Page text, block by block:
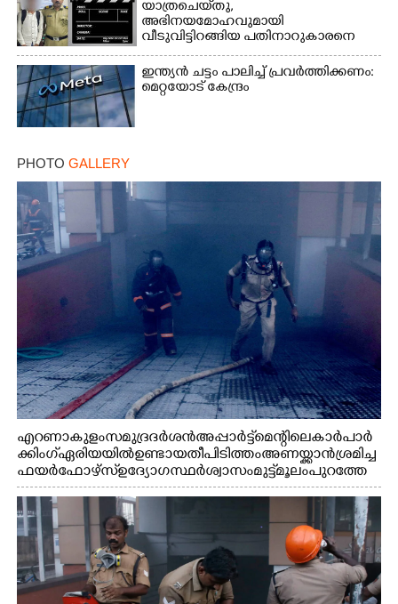
യാത്രചെ‌യ്‌തു,​
അഭിനയമോഹവുമായി
വീടുവിട്ടിറങ്ങിയ പതിനാറുകാരനെ
കണ്ടെത്തിയത് ഫിലിം സിറ്റിയിൽ
ഇന്ത്യൻ ചട്ടം പാലിച്ച് പ്രവർത്തിക്കണം:
മെറ്റയോട് കേന്ദ്രം
PHOTO GALLERY
എറണാകുളം സമുദ്ര ദർശൻ അപ്പാർട്ട്മെന്റിലെ കാർ പാർ
ക്കിംഗ് ഏരിയയിൽ ഉണ്ടായ തീപിടിത്തം അണയ്ക്കാൻ ശ്രമിച്ച
ഫയർഫോഴ്സ് ഉദ്യോഗസ്ഥർ ശ്വാസം മുട്ട് മൂലം പുറത്തേ
ക്കിറങ്ങി വരുന്നു